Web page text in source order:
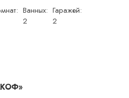
Ванных:
2
Гаражей:
2